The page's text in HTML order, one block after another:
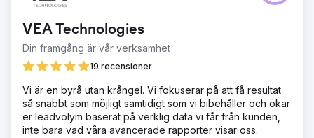
VEA Technologies
Din framgång är vår verksamhet
19 recensioner
Vi är en byrå utan krångel. Vi fokuserar på att få resultat
så snabbt som möjligt samtidigt som vi bibehåller och ökar
er leadvolym baserat på verklig data vi får från kunden,
inte bara vad våra avancerade rapporter visar oss.